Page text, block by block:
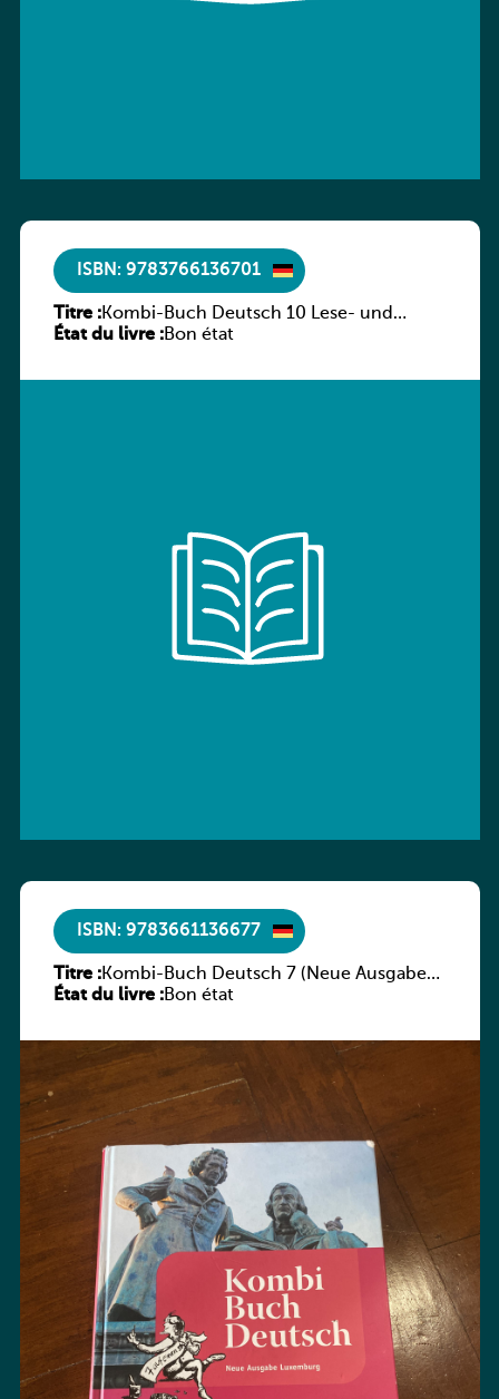
ISBN: 9783766136701
Titre :Kombi-Buch Deutsch 10 Lese- und
Sprachbuch
État du livre :Bon état
ISBN: 9783661136677
Titre :Kombi-Buch Deutsch 7 (Neue Ausgabe
Luxemburg)
État du livre :Bon état